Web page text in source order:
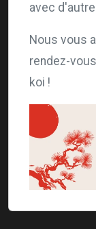
avec
Nous vous
rendez-
koi !